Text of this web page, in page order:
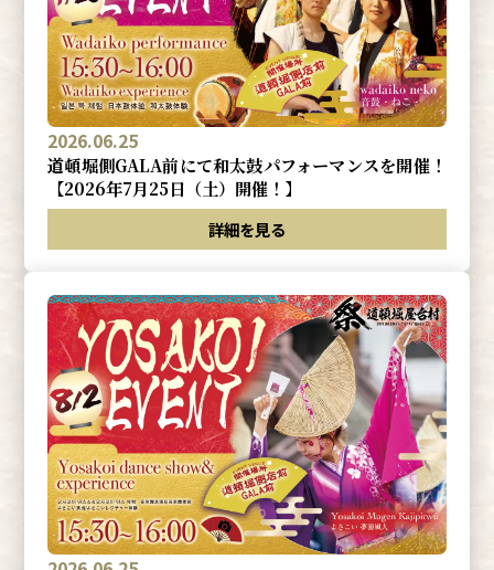
2026.06.25
道頓堀側GALA前にて和太鼓パフォーマンスを開催！
【2026年7月25日（土）開催！】
詳細を見る